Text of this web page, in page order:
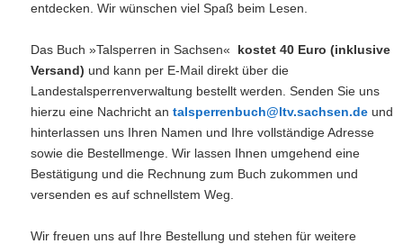
entdecken. Wir wünschen viel Spaß beim Lesen.
Das Buch »Talsperren in Sachsen« kostet 40 Euro (inklusive
Versand) und kann per E-Mail direkt über die
Landestalsperrenverwaltung bestellt werden. Senden Sie uns
hierzu eine Nachricht an talsperrenbuch@ltv.sachsen.de und
hinterlassen uns Ihren Namen und Ihre vollständige Adresse
sowie die Bestellmenge. Wir lassen Ihnen umgehend eine
Bestätigung und die Rechnung zum Buch zukommen und
versenden es auf schnellstem Weg.
Wir freuen uns auf Ihre Bestellung und stehen für weitere